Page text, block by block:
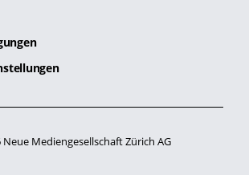
Mediengesellschaft Zürich AG